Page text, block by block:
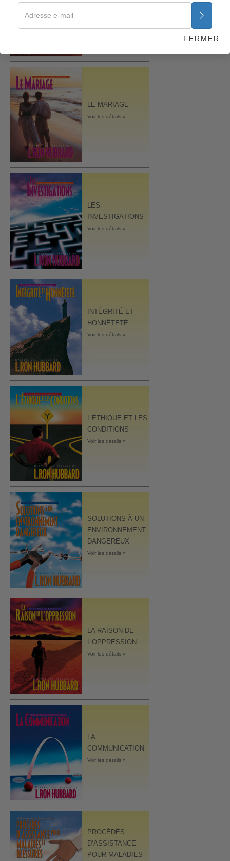
LE MARIAGE
Voir les détails »
LES
INVESTIGATIONS
Voir les détails »
INTÉGRITÉ ET
HONNÊTETÉ
Voir les détails »
L’ÉTHIQUE ET LES
CONDITIONS
Voir les détails »
SOLUTIONS À UN
ENVIRONNEMENT
DANGEREUX
Voir les détails »
LA RAISON DE
L’OPPRESSION
Voir les détails »
LA
COMMUNICATION
Voir les détails »
PROCÉDÉS
D’ASSISTANCE
POUR MALADIES
FERMER